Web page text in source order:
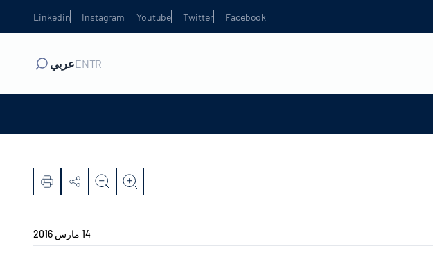
Facebook
Twitter
Youtube
Instagram
Linkedin
TR
ENعربي
14 مارس 2016